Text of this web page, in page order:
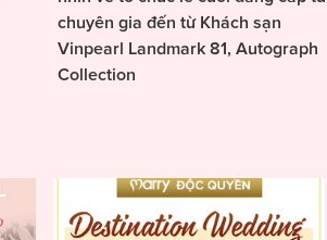
chuyên gia đến từ Khách sạn
Vinpearl Landmark 81, Autograph
Collection